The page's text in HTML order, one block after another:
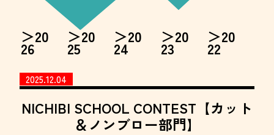
20
26
20
25
20
24
20
23
20
22
2025.12.04
NICHIBI SCHOOL CONTEST【カット
＆ノンブロー部門】